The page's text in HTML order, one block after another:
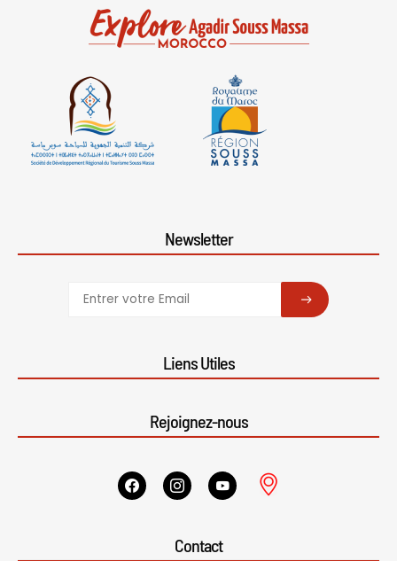
Newsletter
SUBSCRIBE
Liens Utiles
Rejoignez-nous
Contact